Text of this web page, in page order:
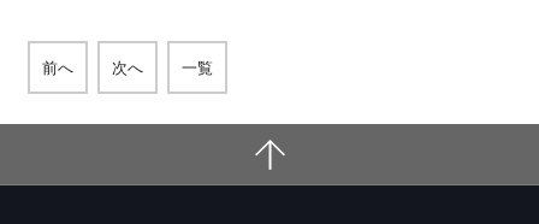
前へ 次へ 一覧